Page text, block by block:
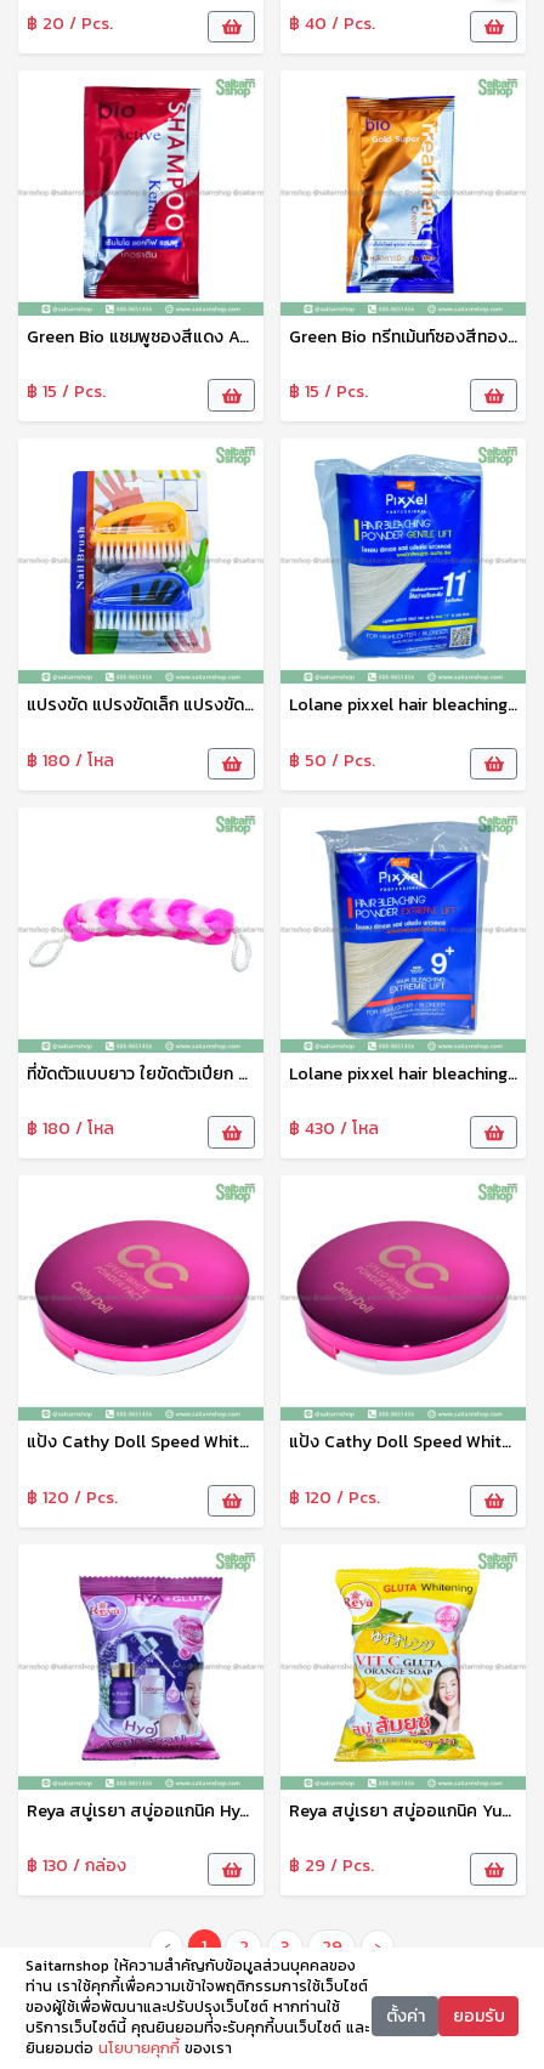
฿ 20 / Pcs. ฿ 40 / Pcs.
Green Bio แชมพูซองสีแดง Active Shampoo Keratin เคราติน
฿ 15 / Pcs.
Green Bio ทรีทเม้นท์ซองสีทอง Green bio Gold Super Treatment Cream
฿ 15 / Pcs.
แปรงขัด แปรงขัดเล็ก แปรงขัดเล็บ แปรงทำความสะอาดแปรงขัดอเนกประสงค์ 1แพ็ค2ชิ้น คละสี
฿ 180 / โหล
Lolane pixxel hair bleaching ผงฟอกสีผม ผงกัดสีผม โลแลน สูตร Gentle Lift 11+
฿ 50 / Pcs.
ที่ขัดตัวแบบยาว ใยขัดตัวเปียก ขัดผิว คละสี ทำความสะอาดผิว จับถนัดมือ สะอาดหมดจด No.21315
฿ 180 / โหล
Lolane pixxel hair bleaching ผงฟอกสีผม ผงกัดสีผม โลแลน สูตร Extreme Lift 9+
฿ 430 / โหล
แป้ง Cathy Doll Speed White CC Powder Pact SPF40 PA+++ เบอร์ 02
฿ 120 / Pcs.
แป้ง Cathy Doll Speed White CC Powder Pact SPF40 PA+++ เบอร์ 01
฿ 120 / Pcs.
Reya สบู่เรยา สบู่ออแกนิค Hyaluron Gluta Soap สูตรไฮยาลูรอน กลูต้า 70 g
฿ 130 / กล่อง
Reya สบู่เรยา สบู่ออแกนิค Yusu Vit C Gluta Orange Soap สูตรส้มยูซุ วิตซี&กลูต้า 70 g
฿ 29 / Pcs.
‹ 1 2 3 29 ›
Saitarnshop ให้ความสำคัญกับข้อมูลส่วนบุคคลของ
ท่าน เราใช้คุกกี้เพื่อความเข้าใจพฤติกรรมการใช้เว็บไซต์
ของผู้ใช้เพื่อพัฒนาและปรับปรุงเว็บไซต์ หากท่านใช้
บริการเว็บไซต์นี้ คุณยินยอมที่จะรับคุกกี้บนเว็บไซต์ และ
ยินยอมต่อ นโยบายคุกกี้ ของเรา
ตั้งค่า ยอมรับ